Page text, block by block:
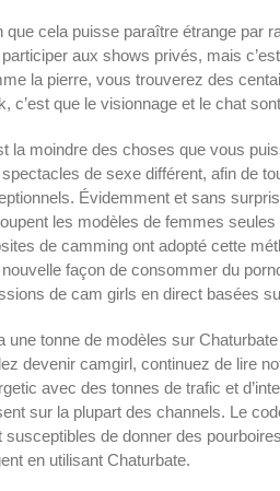
que cela puisse paraître étrange par
aux shows privés, mais
la pierre, vous trouverez des
c’est que le visionnage et le chat
la moindre des choses que vous
de sexe différent, afin de
Évidemment et sans
les modèles de femmes
de camming ont adopté cette
nouvelle façon de consommer du
de cam girls en direct basées
une tonne de modèles sur
devenir camgirl, continuez de lire
avec des tonnes de trafic et
sur la plupart des channels. Le
susceptibles de donner des
en utilisant Chaturbate.